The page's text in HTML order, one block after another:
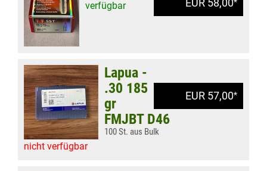
EUR 58,00
verfügbar
EUR 57,00*
Lapua -
.30 185
gr
FMJBT D46
100 St. aus Bulk
nicht verfügbar